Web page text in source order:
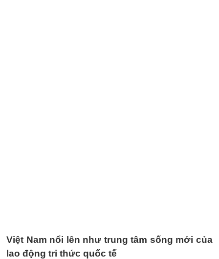
Việt Nam nổi lên như trung tâm sống mới của
lao động tri thức quốc tế